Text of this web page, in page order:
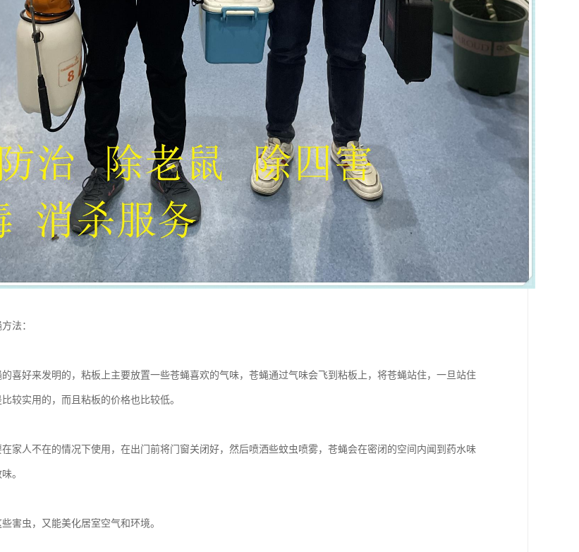
法：
喜好来发明的，粘板上主要放置一些苍蝇喜欢的气味，苍蝇通过气味会飞到粘板上，将苍蝇站住，一旦站住
较实用的，而且粘板的价格也比较低。
家人不在的情况下使用，在出门前将门窗关闭好，然后喷洒些蚊虫喷雾，苍蝇会在密闭的空间内闻到药水味
。
害虫，又能美化居室空气和环境。